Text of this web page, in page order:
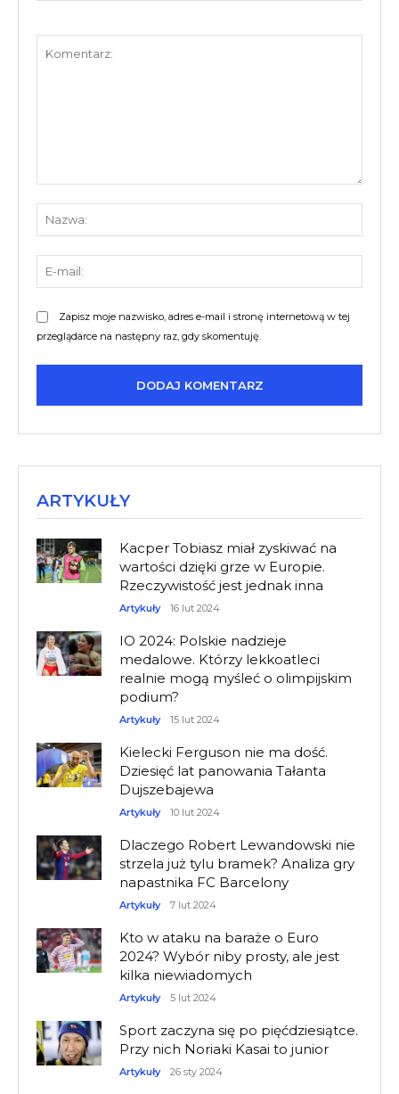
Zapisz moje nazwisko, adres e-mail i stronę internetową w tej
przeglądarce na następny raz, gdy skomentuję.
ARTYKUŁY
Kacper Tobiasz miał zyskiwać na
wartości dzięki grze w Europie.
Rzeczywistość jest jednak inna
Artykuły 16 lut 2024
IO 2024: Polskie nadzieje
medalowe. Którzy lekkoatleci
realnie mogą myśleć o olimpijskim
podium?
Artykuły 15 lut 2024
Kielecki Ferguson nie ma dość.
Dziesięć lat panowania Tałanta
Dujszebajewa
Artykuły 10 lut 2024
Dlaczego Robert Lewandowski nie
strzela już tylu bramek? Analiza gry
napastnika FC Barcelony
Artykuły 7 lut 2024
Kto w ataku na baraże o Euro
2024? Wybór niby prosty, ale jest
kilka niewiadomych
Artykuły 5 lut 2024
Sport zaczyna się po pięćdziesiątce.
Przy nich Noriaki Kasai to junior
Artykuły 26 sty 2024